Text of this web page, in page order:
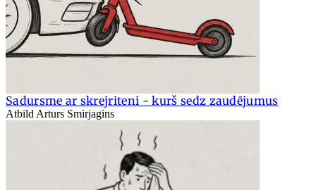
Sadursme ar skrejriteni - kurš sedz zaudējumus
Atbild Arturs Smirjagins